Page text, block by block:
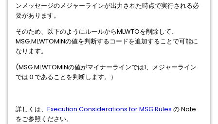
ンメッセージのメジャーラインが出力された時点で実行される必
要があります。
そのため、以下のようにルールからMLWTOを削除して、
MSG.MLWTOMINの値を判断するコードを追加することで可能に
なります。
(MSG.MLWTOMINの値がマイナーラインでは1、メジャーライン
では０であることを判断します。）
詳しくは、 Execution Considerations for MSG Rules の Note
をご参照ください。